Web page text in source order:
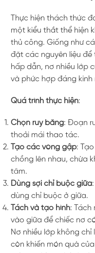
Thực hiện thách thức
một kiểu thắt thể hiện
thủ công. Giống như
đặt các nguyên liệu
hấp dẫn, nơ nhiều lớp
và phức hợp đáng kinh
Quá trình thực hiện:
Chọn ruy băng: Đoạn
thoải mái thao tác.
Tạo các vòng gập:
chồng lên nhau, chừa
tâm.
Dùng sợi chỉ buộc giữa
dùng chỉ buộc ở giữa.
Tách và tạo hình: Tách
vào giữa để chiếc nơ
Nơ nhiều lớp không
còn khiến món quà